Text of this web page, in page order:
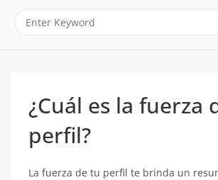
¿Cuál es la fuerza
perfil?
La fuerza de tu perfil te brinda un